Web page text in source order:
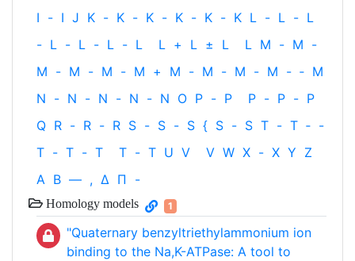
I - I J K - K - K - K - K - K L - L - L
- L - L - L - L L + L ± L L M - M -
M - M - M - M + M - M - M - M - ‐ M
N - N - N - N - N O P - P P - P - P
Q R - R - R S - S - S { S - S T - T ‐ -
T - T - T T - T U V V W X - X Y Z
Α Β — , Δ Π -
Homology models 1
"Quaternary benzyltriethylammonium ion
binding to the Na,K-ATPase: A tool to